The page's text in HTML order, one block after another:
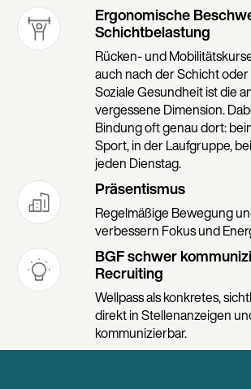
Ergonomische
Schichtbelastung
Rücken- und
auch nach der Schicht
Soziale Gesundheit ist die
vergessene Dimension.
Bindung oft genau dort:
Sport, in der Laufgruppe,
jeden Dienstag.
Präsentismus
Regelmäßige Bewegung
verbessern Fokus und
BGF schwer
Recruiting
Wellpass als konkretes,
direkt in Stellenanzeigen
kommunizierbar.